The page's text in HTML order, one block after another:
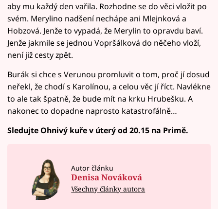
aby mu každý den vařila. Rozhodne se do věci vložit po
svém. Merylino nadšení nechápe ani Mlejnková a
Hobzová. Jenže to vypadá, že Merylin to opravdu baví.
Jenže jakmile se jednou Vopršálková do něčeho vloží,
není již cesty zpět.
Burák si chce s Verunou promluvit o tom, proč jí dosud
neřekl, že chodí s Karolínou, a celou věc jí říct. Navlékne
to ale tak špatně, že bude mít na krku Hrubešku. A
nakonec to dopadne naprosto katastrofálně…
Sledujte Ohnivý kuře v úterý od 20.15 na Primě.
Autor článku
Denisa Nováková
Všechny články autora